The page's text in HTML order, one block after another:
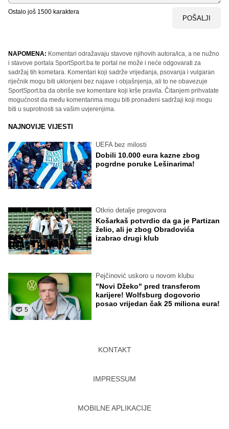
Ostalo još 1500 karaktera
POŠALJI
NAPOMENA: Komentari odražavaju stavove njihovih autora/ica, a ne nužno
i stavove portala SportSport.ba te portal ne može i neće odgovarati za
sadržaj tih kometara. Komentari koji sadrže vrijeđanja, psovanja i vulgaran
riječnik mogu biti uklonjeni bez najave i objašnjenja, ali to ne obavezuje
SportSport.ba da obriše sve komentare koji krše pravila. Čitanjem prihvatate
mogućnost da među komentarima mogu biti pronađeni sadržaji koji mogu
biti u suprotnosti sa vašim uvjerenjima.
NAJNOVIJE VIJESTI
UEFA bez milosti
Dobili 10.000 eura kazne zbog
pogrdne poruke Lešinarima!
Otkrio detalje pregovora
Košarkaš potvrdio da ga je Partizan
želio, ali je zbog Obradovića
izabrao drugi klub
5
Pejčinović uskoro u novom klubu
"Novi Džeko" pred transferom
karijere! Wolfsburg dogovorio
posao vrijedan čak 25 miliona eura!
KONTAKT
IMPRESSUM
MOBILNE APLIKACIJE